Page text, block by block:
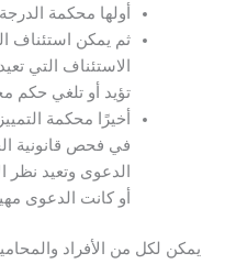
أولها محكمة
ثم يمكن استئناف
الاستئناف التي
تؤيد أو تلغي حكم
أخيرًا محكمة
في فحص قانونية
الدعوى وتعيد نظر
أو كانت الدعوى
يمكن لكل من الأفراد